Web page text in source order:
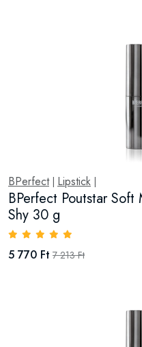
BPerfect| Lipstick
BPerfect Poutstar
Shy 30 g
5 770 Ft 7 213 Ft